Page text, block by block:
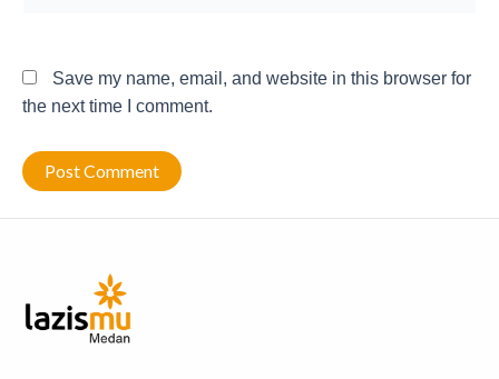
Save my name, email, and website in this browser for
the next time I comment.